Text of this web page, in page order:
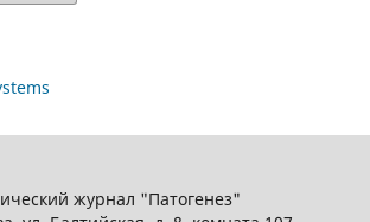
журнал "Патогенез"